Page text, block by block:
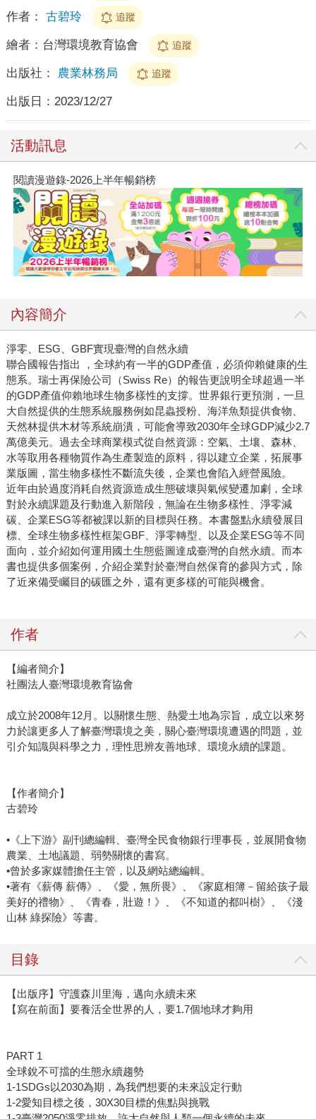
作者： 古碧玲 追蹤
繪者： 台灣環境教育協會 追蹤
出版社： 農業林務局 追蹤
出版日： 2023/12/27
活動訊息
閱讀漫遊錄-2026上半年暢銷榜
內容簡介
淨零、ESG、GBF實現臺灣的自然永續
聯合國報告指出 ，全球約有一半的GDP產值，必須仰賴健康的生
態系。瑞士再保險公司（Swiss Re）的報告更說明全球超過一半
的GDP產值仰賴地球生物多樣性的支撐。世界銀行更預測，一旦
大自然提供的生態系統服務例如昆蟲授粉、海洋魚類提供食物、
天然林提供木材等系統崩潰，可能會導致2030年全球GDP減少2.7
萬億美元。過去全球商業模式從自然資源：空氣、土壤、森林、
水等取用各種物質作為生產製造的原料，得以建立企業，拓展事
業版圖，當生物多樣性不斷流失後，企業也會陷入經營風險。
近年由於過度消耗自然資源造成生態破壞與氣候變遷加劇，全球
對於永續課題及行動進入新階段，無論在生物多樣性、淨零減
碳、企業ESG等都被課以新的目標與任務。本書盤點永續發展目
標、全球生物多樣性框架GBF、淨零轉型、以及企業ESG等不同
面向，並介紹如何運用國土生態藍圖達成臺灣的自然永續。而本
書也提供多個案例，介紹企業對於臺灣自然保育的參與方式，除
了近來備受矚目的碳匯之外，還有更多樣的可能與機會。
作者
【編者簡介】
社團法人臺灣環境教育協會
成立於2008年12月。以關懷生態、熱愛土地為宗旨，成立以來努
力於讓更多人了解臺灣環境之美，關心臺灣環境遭遇的問題，並
引介知識與科學之力，理性思辨友善地球、環境永續的課題。
【作者簡介】
古碧玲
•《上下游》副刊總編輯、臺灣全民食物銀行理事長，並展開食物
農業、土地議題、弱勢關懷的書寫。
•曾於多家媒體擔任主管，以及網站總編輯。
•著有《薪傳 薪傳》、《愛，無所畏》、《家庭相簿－留給孩子最
美好的禮物》、《青春，壯遊！》、《不知道的都叫樹》、《淺
山林 綠探險》等書。
目錄
【出版序】守護森川里海，邁向永續未來
【寫在前面】要養活全世界的人，要1.7個地球才夠用
PART 1
全球銳不可擋的生態永續趨勢
1-1SDGs以2030為期，為我們想要的未來設定行動
1-2愛知目標之後，30X30目標的焦點與挑戰